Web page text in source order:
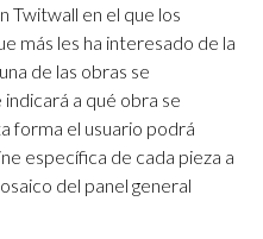
Twitwall en el que los
más les ha interesado de la
de las obras se
a qué obra se
forma el usuario podrá
específica de cada pieza a
del panel general